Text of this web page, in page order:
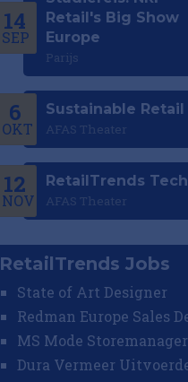
14
SEP
Retail's Big Show
Europe
Parijs
6
OKT
Sustainable Retail
AFAS Theater
12
NOV
RetailTrends Tech
AFAS Theater
RetailTrends Jobs
State of Art Designer
MS Mode Storemanager